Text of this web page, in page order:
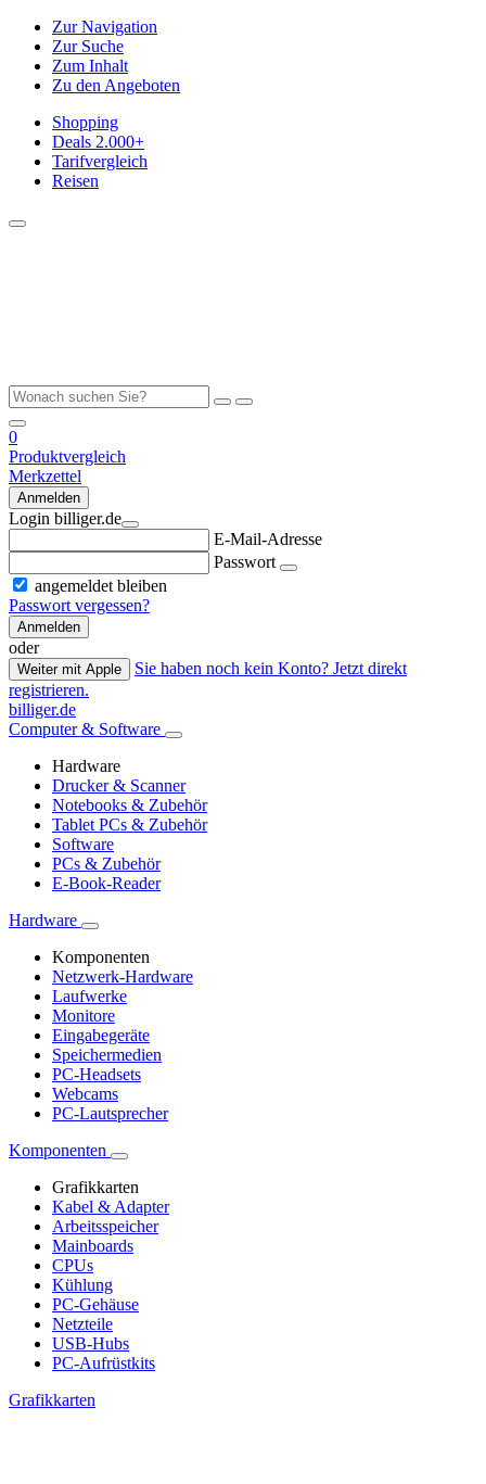
Zur Navigation
Zur Suche
Zum Inhalt
Zu den Angeboten
Shopping
Deals 2.000+
Tarifvergleich
Reisen
0
Produktvergleich
Merkzettel
Anmelden
Login billiger.de
E-Mail-Adresse
Passwort
angemeldet bleiben
Passwort vergessen?
Anmelden
oder
Weiter mit Apple
Sie haben noch kein Konto? Jetzt direkt
registrieren.
billiger.de
Computer & Software
Hardware
Drucker & Scanner
Notebooks & Zubehör
Tablet PCs & Zubehör
Software
PCs & Zubehör
E-Book-Reader
Hardware
Komponenten
Netzwerk-Hardware
Laufwerke
Monitore
Eingabegeräte
Speichermedien
PC-Headsets
Webcams
PC-Lautsprecher
Komponenten
Grafikkarten
Kabel & Adapter
Arbeitsspeicher
Mainboards
CPUs
Kühlung
PC-Gehäuse
Netzteile
USB-Hubs
PC-Aufrüstkits
Grafikkarten